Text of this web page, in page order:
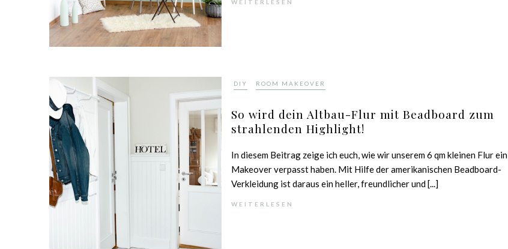
WEITERLESEN
DIY ROOM MAKEOVER
So wird dein Altbau-Flur mit Beadboard zum
strahlenden Highlight!
In diesem Beitrag zeige ich euch, wie wir unserem 6 qm kleinen Flur ein
Makeover verpasst haben. Mit Hilfe der amerikanischen Beadboard-
Verkleidung ist daraus ein heller, freundlicher und [...]
WEITERLESEN